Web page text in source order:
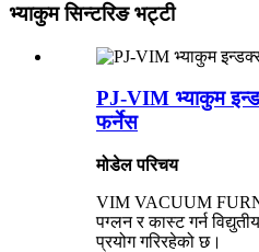
भ्याकुम सिन्टरिङ भट्टी
PJ-VIM भ्याकुम
फर्नेस
मोडेल परिचय
VIM VACUUM
पग्लन र कास्ट गर्न
प्रयोग गरिरहेको छ।